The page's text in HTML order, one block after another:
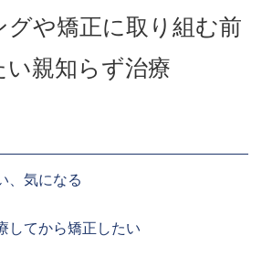
や矯正に取り組む前
親知らず治療
、気になる
してから矯正したい